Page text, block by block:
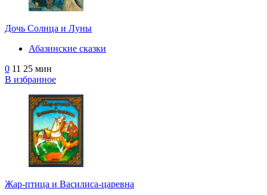
Дочь Солнца и Луны
Абазинские сказки
0 11 25 мин
В избранное
Жар-птица и Василиса-царевна